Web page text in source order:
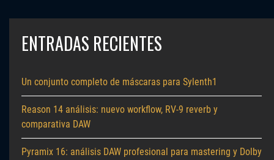
ENTRADAS RECIENTES
Un conjunto completo de máscaras para Sylenth1
Reason 14 análisis: nuevo workflow, RV-9 reverb y
comparativa DAW
Pyramix 16: análisis DAW profesional para mastering y Dolby